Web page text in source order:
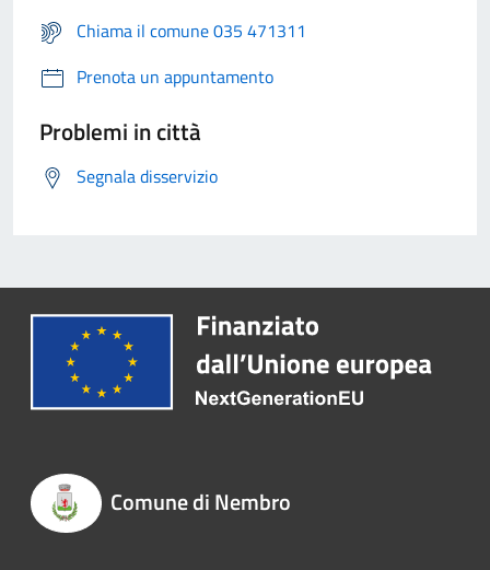
Chiama il comune 035 471311
Prenota un appuntamento
Problemi in città
Segnala disservizio
Comune di Nembro